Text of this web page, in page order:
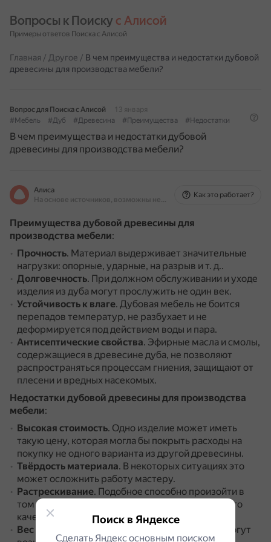
Вопросы к Поиску с Алисой
Примеры ответов Поиска с Алисой
Главная / Другое / В чем преимущества и недостатки дубовой
древесины для производства мебели?
Вопрос для Поиска с Алисой
13 января
#Мебель
#Дуб #Древесина #Преимущества #Недостатки
В чем преимущества и недостатки дубовой
древесины для производства мебели?
Алиса
На основе источников, возможны неточности
Как это работает?
Преимущества дубовой древесины для
производства мебели:
Прочность. Материал выдерживает значительные
нагрузки: опорные, ударные, на разрыв и т. д..
Долговечность. При должном обслуживании и уходе
изделия из дуба могут прослужить не один век.
Устойчивость к влаге. Дубовая мебель не боится
перепадов температур, не разбухает и не
деформируется под действием воды и пара.
Антисептические свойства. Эфирные масла и смолы,
содержащиеся в древесине дуба, не позволяют
распространяться процессам гниения, защищают от
плесени и вредных насекомых.
Недостатки дубовой древесины для производства
мебели:
Высокая стоимость. Одно изделие может иметь
такую цену, которая могла бы покрыть расходы на
покупку не одного варианта из другой древесины.
Твёрдость материала. В некоторых ситуациях это
может осложнить работу мастеру.
Растрескивание. Подобное способно произойти в
том случае, если применялась древесина низкого
качества, которая вырасла на берегу водоёма.
Вес мебели
При переезде или перестановке могут
Поиск в Яндексе
Сделать Яндекс основным поиском